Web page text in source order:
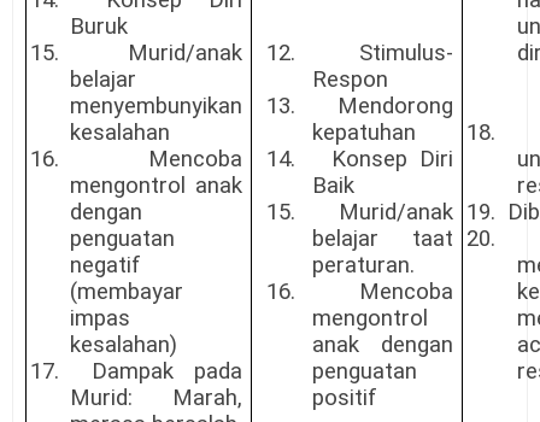
Buruk
15.
Murid/anak
belajar
menyembunyikan
kesalahan
16.
Mencoba
mengontrol anak
dengan
penguatan
negatif
(membayar
impas
kesalahan)
17.
Dampak pada
Murid: Marah,
12.
Stimulus-
Respon
13.
Mendorong
kepatuhan
14.
Konsep Diri
Baik
15.
Murid/anak
belajar taat
peraturan.
16.
Mencoba
mengontrol
anak dengan
penguatan
positif
18.
19.
20.